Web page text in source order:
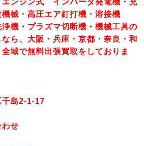
ンジン式 インバータ発電機・充
機械・高圧エア釘打機・溶接機
機・プラズマ切断機・機械工具の
ら、大阪・兵庫・京都・奈良・和
域で無料出張買取をしておりま
千島2-1-17
せ